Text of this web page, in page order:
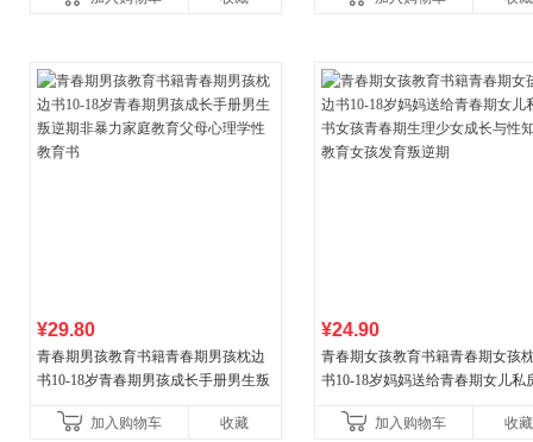
¥29.80
青春期男孩教育书籍青春期男孩枕边
书10-18岁青春期男孩成长手册男生叛
育书
加入购物车 收藏
¥24.90
青春期女孩教育书籍青春期女孩
书10-18岁妈妈送给青春期女儿私
育女孩发育叛逆期
加入购物车 收藏